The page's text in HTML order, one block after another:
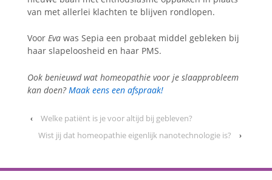
van met allerlei klachten te blijven rondlopen.
Voor Eva was Sepia een probaat middel gebleken bij
haar slapeloosheid en haar PMS.
Ook benieuwd wat homeopathie voor je slaapprobleem
kan doen?Maak eens een afspraak!
‹
Welke patiënt is je voor altijd bij gebleven?
Wist jij dat homeopathie eigenlijk nanotechnologie is?
›